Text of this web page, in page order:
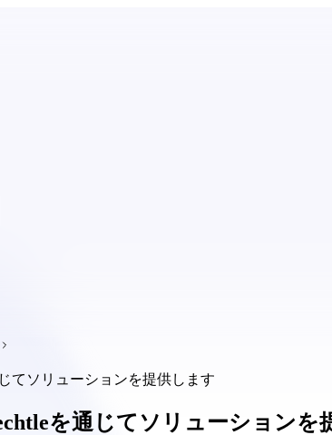
てソリューションを提供します
を通じてソリューションを